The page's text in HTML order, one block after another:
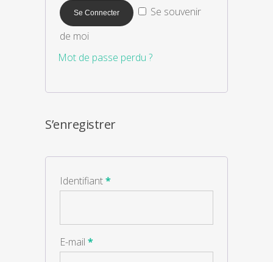
Se souvenir
de moi
Mot de passe perdu ?
S’enregistrer
Identifiant*
E-mail *